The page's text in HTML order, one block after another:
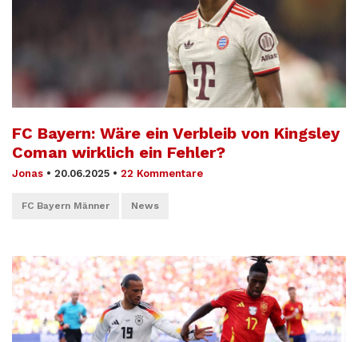
FC Bayern: Wäre ein Verbleib von Kingsley
Coman wirklich ein Fehler?
Jonas • 20.06.2025 • 22 Kommentare
FC Bayern Männer News